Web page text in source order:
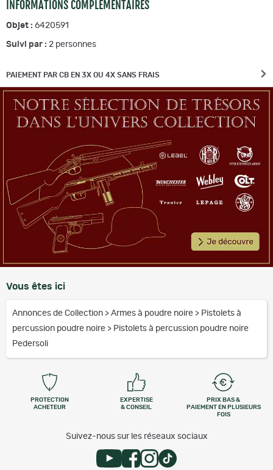
INFORMATIONS COMPLÉMENTAIRES
Objet : 6420591
Suivi par : 2 personnes
PAIEMENT PAR CB EN 3X OU 4X SANS FRAIS
Vous êtes ici
Annonces de Collection > Armes à poudre noire > Pistolets à
percussion poudre noire > Pistolets à percussion poudre noire
Pedersoli
PROTECTION
ACHETEUR
EXPERTISE
& CONSEIL
PRIX BAS &
PAIEMENT EN PLUSIEURS
FOIS
Suivez-nous sur les réseaux sociaux